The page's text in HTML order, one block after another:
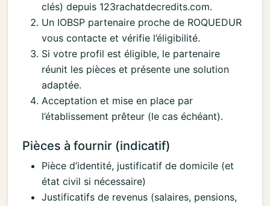
clés) depuis 123rachatdecredits.com.
Un IOBSP partenaire proche de ROQUEDUR
vous contacte et vérifie l’éligibilité.
Si votre profil est éligible, le partenaire
réunit les pièces et présente une solution
adaptée.
Acceptation et mise en place par
l’établissement prêteur (le cas échéant).
Pièces à fournir (indicatif)
Pièce d’identité, justificatif de domicile (et
état civil si nécessaire)
Justificatifs de revenus (salaires, pensions,